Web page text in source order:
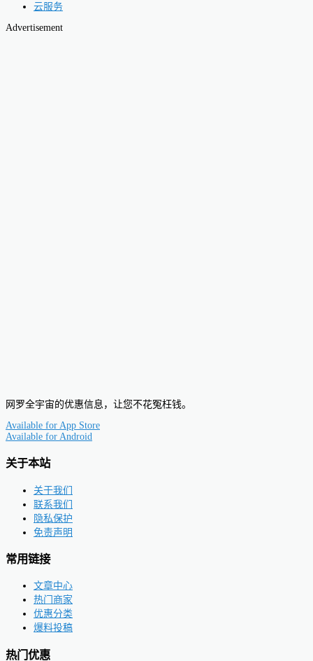
云服务
Advertisement
网罗全宇宙的优惠信息，让您不花冤枉钱。
Available for App Store
Available for Android
关于本站
关于我们
联系我们
隐私保护
免责声明
常用链接
文章中心
热门商家
优惠分类
爆料投稿
热门优惠